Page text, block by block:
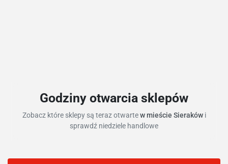
Godziny otwarcia sklepów
Zobacz które sklepy są teraz otwartew mieście Sieraków i
sprawdź niedziele handlowe